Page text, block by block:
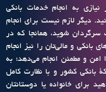
به انجام خدمات بانکی
دیگر لازم نیست برای انجام
سرگردان شوید، همانجا که در
بانکی و مالی‌تان را نیز انجام
امن و مطمئن انجام می‌دهد؛ به
بانکی کشور و با نظارت کامل
برای خانواده‌ یا دوستانتان